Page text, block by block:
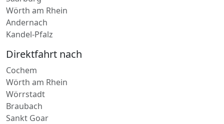
Kandel-Pfalz
Direktfahrt nach
Wörth am Rhein
Wörrstadt
Braubach
Sankt Goar
Daaden
Dierdorf